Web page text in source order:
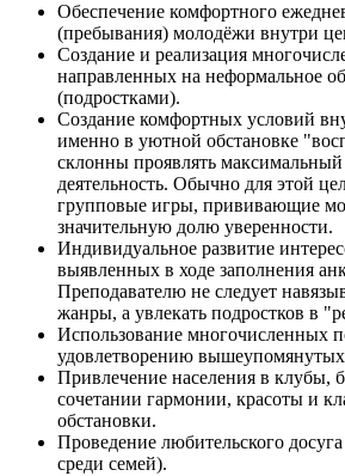
Обеспечение комфортного
(пребывания) молодёжи внутри
Создание и реализация
направленных на неформальное
(подростками).
Создание комфортных условий
именно в уютной обстановке
склонны проявлять
деятельность. Обычно для этой
групповые игры, прививающие
значительную долю уверенности.
Индивидуальное развитие
выявленных в ходе заполнения
Преподавателю не следует
жанры, а увлекать подростков в
Использование многочисленных
удовлетворению вышеупомянутых
Привлечение населения в клубы,
сочетании гармонии, красоты и
обстановки.
Проведение любительского
среди семей).